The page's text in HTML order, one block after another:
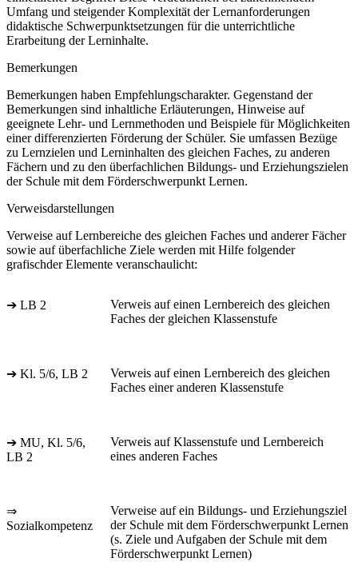
Umfang und steigender Komplexität der Lernanforderungen
didaktische Schwerpunktsetzungen für die unterrichtliche
Erarbeitung der Lerninhalte.
Bemerkungen
Bemerkungen haben Empfehlungscharakter. Gegenstand der
Bemerkungen sind inhaltliche Erläuterungen, Hinweise auf
geeignete Lehr- und Lernmethoden und Beispiele für Möglichkeiten
einer differenzierten Förderung der Schüler. Sie umfassen Bezüge
zu Lernzielen und Lerninhalten des gleichen Faches, zu anderen
Fächern und zu den überfachlichen Bildungs- und Erziehungszielen
der Schule mit dem Förderschwerpunkt Lernen.
Verweisdarstellungen
Verweise auf Lernbereiche des gleichen Faches und anderer Fächer
sowie auf überfachliche Ziele werden mit Hilfe folgender
grafischder Elemente veranschaulicht:
➔ LB 2
Verweis auf einen Lernbereich des gleichen
Faches der gleichen Klassenstufe
➔ Kl. 5/6, LB 2
Verweis auf einen Lernbereich des gleichen
Faches einer anderen Klassenstufe
➔ MU, Kl. 5/6,
LB 2
Verweis auf Klassenstufe und Lernbereich
eines anderen Faches
⇒
Sozialkompetenz
Verweise auf ein Bildungs- und Erziehungsziel
der Schule mit dem Förderschwerpunkt Lernen
(s. Ziele und Aufgaben der Schule mit dem
Förderschwerpunkt Lernen)